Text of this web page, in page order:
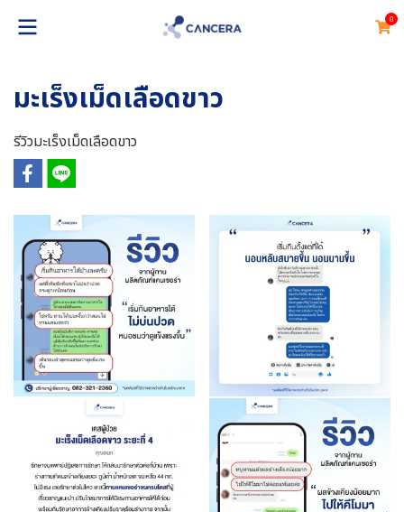
0
มะเร็งเม็ดเลือดขาว
รีวิวมะเร็งเม็ดเลือดขาว